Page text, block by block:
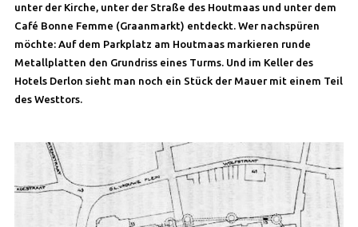
unter der Kirche, unter der Straße des Houtmaas und unter dem
Café Bonne Femme (Graanmarkt) entdeckt. Wer nachspüren
möchte: Auf dem Parkplatz am Houtmaas markieren runde
Metallplatten den Grundriss eines Turms. Und im Keller des
Hotels Derlon sieht man noch ein Stück der Mauer mit einem Teil
des Westtors.